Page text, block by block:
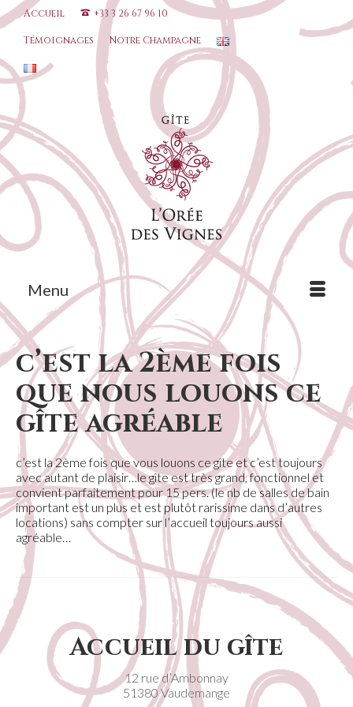
Accueil +33 3 26 67 96 10
Témoignages Notre Champagne
Menu
c’est la 2ème fois
que nous louons ce
gîte agréable
c’est la 2ème fois que vous louons ce gîte et c’est toujours
avec autant de plaisir…le gîte est très grand, fonctionnel et
convient parfaitement pour 15 pers. (le nb de salles de bain
important est un plus et est plutôt rarissime dans d’autres
locations) sans compter sur l’accueil toujours aussi
agréable…
Accueil du gîte
12 rue d’Ambonnay
51380 Vaudemange